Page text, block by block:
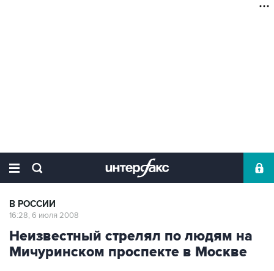
В РОССИИ
16:28, 6 июля 2008
Неизвестный стрелял по людям на
Мичуринском проспекте в Москве